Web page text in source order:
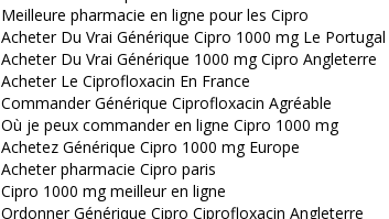
Meilleure pharmacie en ligne pour les Cipro
Acheter Du Vrai Générique Cipro 1000 mg Le Portugal
Acheter Du Vrai Générique 1000 mg Cipro Angleterre
Acheter Le Ciprofloxacin En France
Commander Générique Ciprofloxacin Agréable
Où je peux commander en ligne Cipro 1000 mg
Achetez Générique Cipro 1000 mg Europe
Acheter pharmacie Cipro paris
Cipro 1000 mg meilleur en ligne
Ordonner Générique Cipro Ciprofloxacin Angleterre